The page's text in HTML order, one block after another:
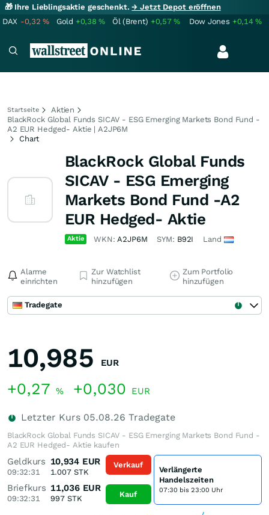
🎁 Ihre Lieblingsaktie geschenkt.→ Jetzt Depot eröffnen
DAX -0,32% Gold +0,38% Öl (Brent) +0,57% Dow Jones +0,14%
Startseite
Aktien
BlackRock Global Funds SICAV - ESG Emerging Markets Bond Fund -
A2 EUR Hedged- Aktie | A2JP6M
Chart
BlackRock Global Funds
SICAV - ESG Emerging
Markets Bond Fund -A2
EUR Hedged- Aktie
Aktie WKN:A2JP6M SYM: B92I Land
Alarme
einrichten
Zur Watchlist
hinzufügen
Zum Portfolio
hinzufügen
Tradegate
10,985 EUR
+0,27 % +0,030 EUR
Letzter Kurs 05.08.26 Tradegate
BlackRock Global Funds SICAV - ESG Emerging Markets Bond Fund -
A2 EUR Hedged- Aktie kaufen
Geldkurs
09:32:31
10,934 EUR
1.007STK
Briefkurs
09:32:31
11,036 EUR
997STK
Verkauf
Kauf
Verlängerte
Handelszeiten
07:30 bis 23:00 Uhr